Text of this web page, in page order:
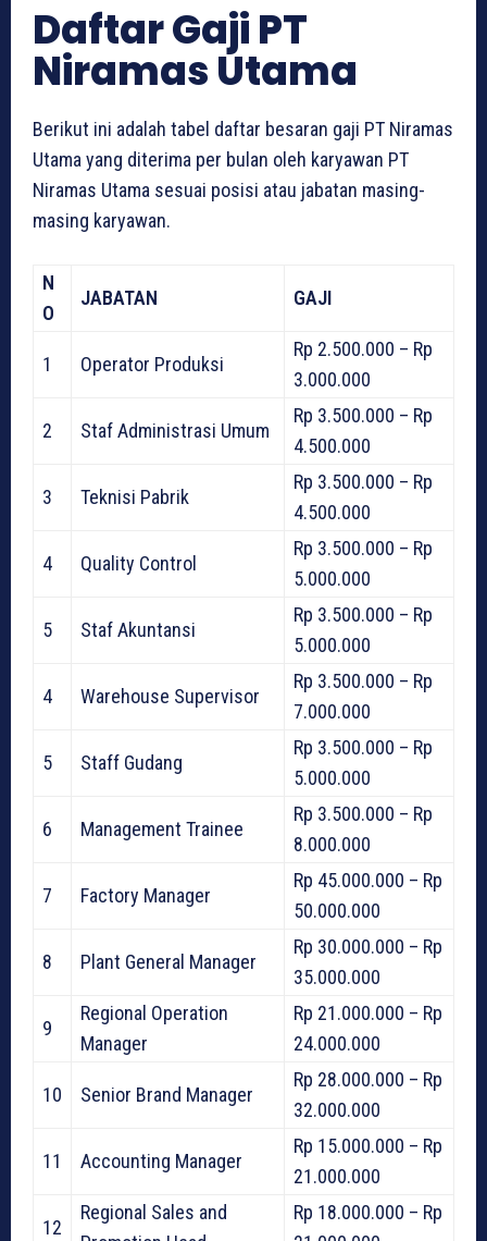
Daftar Gaji PT
Niramas Utama
Berikut ini adalah tabel daftar besaran gaji PT Niramas
Utama yang diterima per bulan oleh karyawan PT
Niramas Utama sesuai posisi atau jabatan masing-
masing karyawan.
N
O
JABATAN GAJI
1 Operator Produksi
Rp 2.500.000 – Rp
3.000.000
2 Staf Administrasi Umum
Rp 3.500.000 – Rp
4.500.000
3 Teknisi Pabrik
Rp 3.500.000 – Rp
4.500.000
4 Quality Control
Rp 3.500.000 – Rp
5.000.000
5 Staf Akuntansi
Rp 3.500.000 – Rp
5.000.000
4 Warehouse Supervisor
Rp 3.500.000 – Rp
7.000.000
5 Staff Gudang
Rp 3.500.000 – Rp
5.000.000
6 Management Trainee
Rp 3.500.000 – Rp
8.000.000
7 Factory Manager
Rp 45.000.000 – Rp
50.000.000
8 Plant General Manager
Rp 30.000.000 – Rp
35.000.000
9
Regional Operation
Manager
Rp 21.000.000 – Rp
24.000.000
10 Senior Brand Manager
Rp 28.000.000 – Rp
32.000.000
11 Accounting Manager
Rp 15.000.000 – Rp
21.000.000
12
Regional Sales and
Rp 18.000.000 – Rp